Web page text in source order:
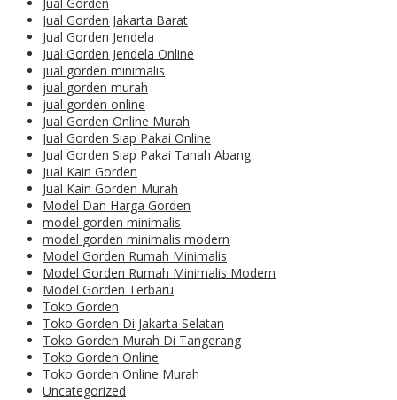
Jual Gorden Jakarta Barat
Jual Gorden Jendela
Jual Gorden Jendela Online
jual gorden minimalis
jual gorden murah
jual gorden online
Jual Gorden Online Murah
Jual Gorden Siap Pakai Online
Jual Gorden Siap Pakai Tanah Abang
Jual Kain Gorden
Jual Kain Gorden Murah
Model Dan Harga Gorden
model gorden minimalis
model gorden minimalis modern
Model Gorden Rumah Minimalis
Model Gorden Rumah Minimalis Modern
Model Gorden Terbaru
Toko Gorden
Toko Gorden Di Jakarta Selatan
Toko Gorden Murah Di Tangerang
Toko Gorden Online
Toko Gorden Online Murah
Uncategorized